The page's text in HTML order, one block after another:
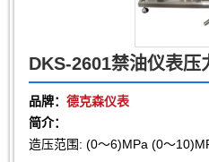
DKS-2601禁油仪表压
品牌： 德克森仪表
简介：
造压范围: (0～6)MPa (0～